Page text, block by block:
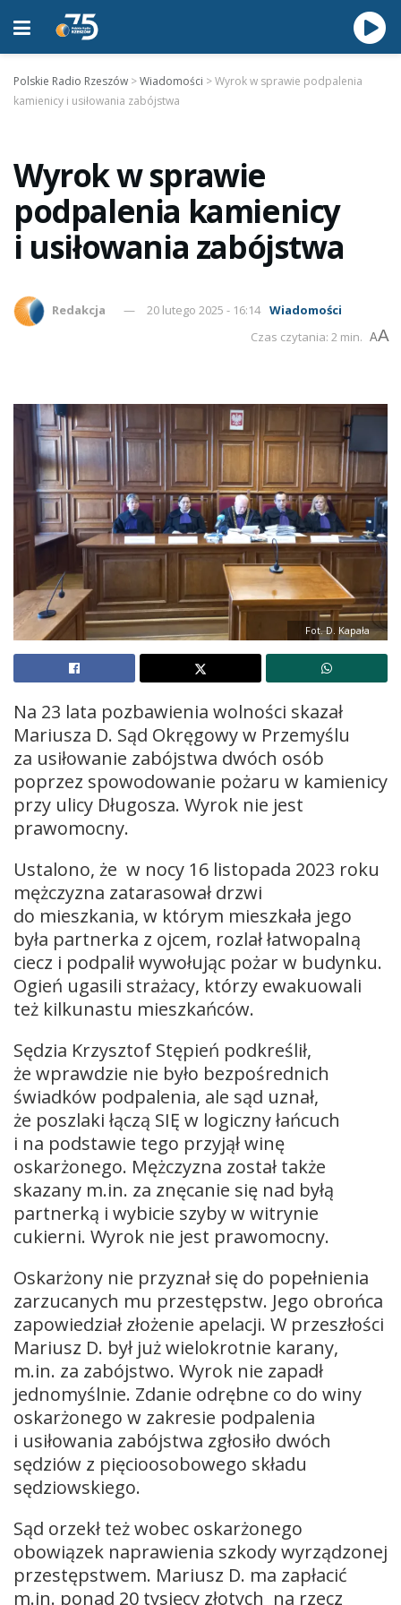
Polskie Radio Rzeszów >Wiadomości >Wyrok w sprawie podpalenia
kamienicy i usiłowania zabójstwa
Wyrok w sprawie
podpalenia kamienicy
i usiłowania zabójstwa
Redakcja 20 lutego 2025 - 16:14 Wiadomości
Czas czytania: 2 min. AA
Fot. D. Kapała
Na 23 lata pozbawienia wolności skazał
Mariusza D. Sąd Okręgowy w Przemyślu
za usiłowanie zabójstwa dwóch osób
poprzez spowodowanie pożaru w kamienicy
przy ulicy Długosza. Wyrok nie jest
prawomocny.
Ustalono, że w nocy 16 listopada 2023 roku
mężczyzna zatarasował drzwi
do mieszkania, w którym mieszkała jego
była partnerka z ojcem, rozlał łatwopalną
ciecz i podpalił wywołując pożar w budynku.
Ogień ugasili strażacy, którzy ewakuowali
też kilkunastu mieszkańców.
Sędzia Krzysztof Stępień podkreślił,
że wprawdzie nie było bezpośrednich
świadków podpalenia, ale sąd uznał,
że poszlaki łączą SIĘ w logiczny łańcuch
i na podstawie tego przyjął winę
oskarżonego. Mężczyzna został także
skazany m.in. za znęcanie się nad byłą
partnerką i wybicie szyby w witrynie
cukierni. Wyrok nie jest prawomocny.
Oskarżony nie przyznał się do popełnienia
zarzucanych mu przestępstw. Jego obrońca
zapowiedział złożenie apelacji. W przeszłości
Mariusz D. był już wielokrotnie karany,
m.in. za zabójstwo. Wyrok nie zapadł
jednomyślnie. Zdanie odrębne co do winy
oskarżonego w zakresie podpalenia
i usiłowania zabójstwa zgłosiło dwóch
sędziów z pięcioosobowego składu
sędziowskiego.
Sąd orzekł też wobec oskarżonego
obowiązek naprawienia szkody wyrządzonej
przestępstwem. Mariusz D. ma zapłacić
m.in. ponad 20 tysięcy złotych na rzecz